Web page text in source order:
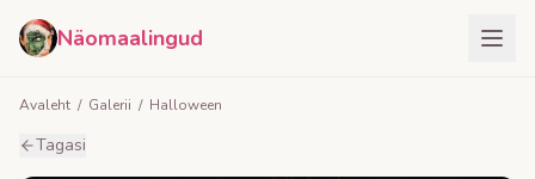
Näomaalingud
Avaleht / Galerii / Halloween
Tagasi